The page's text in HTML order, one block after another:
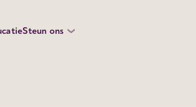
Steun ons